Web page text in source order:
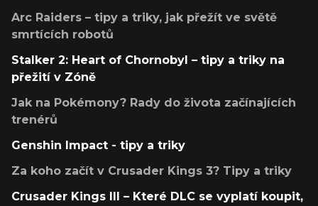
Arc Raiders – tipy a triky, jak přežít ve světě
smrtících robotů
Stalker 2: Heart of Chornobyl – tipy a triky na
přežití v Zóně
Jak na Pokémony? Rady do života začínajících
trenérů
Genshin Impact - tipy a triky
Za koho začít v Crusader Kings 3? Tipy a triky
Crusader Kings III – Které DLC se vyplatí koupit,